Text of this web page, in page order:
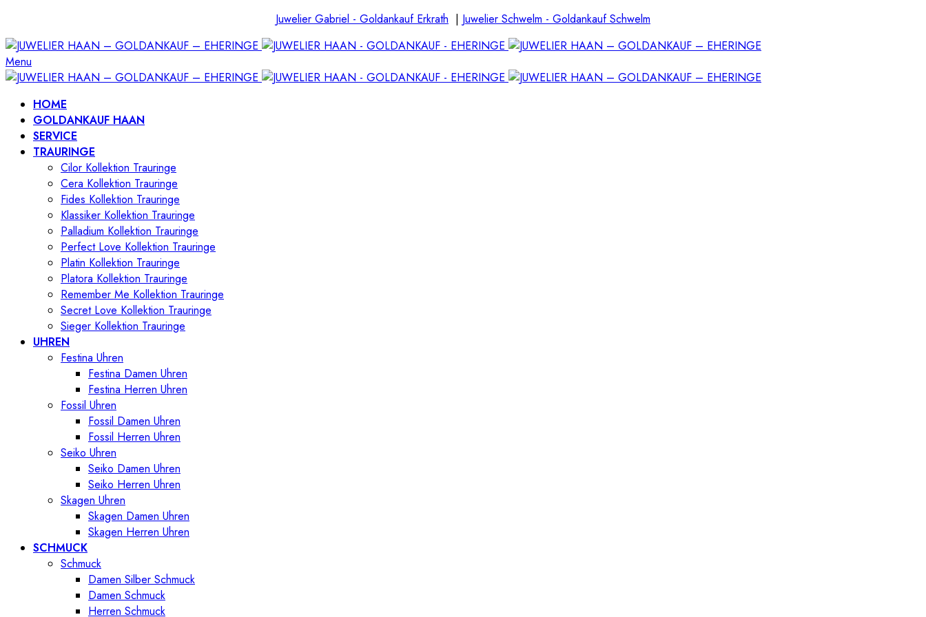
Juwelier Gabriel - Goldankauf Erkrath | Juwelier Schwelm - Goldankauf Schwelm
Menu
HOME
GOLDANKAUF HAAN
SERVICE
TRAURINGE
Cilor Kollektion Trauringe
Cera Kollektion Trauringe
Fides Kollektion Trauringe
Klassiker Kollektion Trauringe
Palladium Kollektion Trauringe
Perfect Love Kollektion Trauringe
Platin Kollektion Trauringe
Platora Kollektion Trauringe
Remember Me Kollektion Trauringe
Secret Love Kollektion Trauringe
Sieger Kollektion Trauringe
UHREN
Festina Uhren
Festina Damen Uhren
Festina Herren Uhren
Fossil Uhren
Fossil Damen Uhren
Fossil Herren Uhren
Seiko Uhren
Seiko Damen Uhren
Seiko Herren Uhren
Skagen Uhren
Skagen Damen Uhren
Skagen Herren Uhren
SCHMUCK
Schmuck
Damen Silber Schmuck
Damen Schmuck
Herren Schmuck